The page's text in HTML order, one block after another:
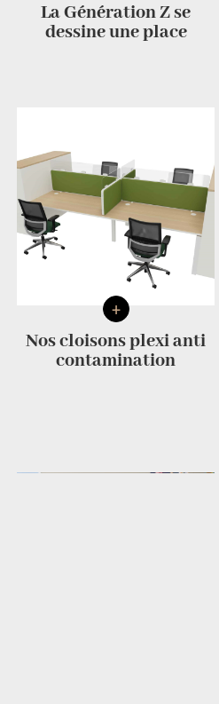
La Génération Z se
dessine une place
+
Nos cloisons plexi anti
contamination